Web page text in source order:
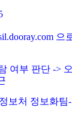
여부 판단 ->
보처 정보화팀-